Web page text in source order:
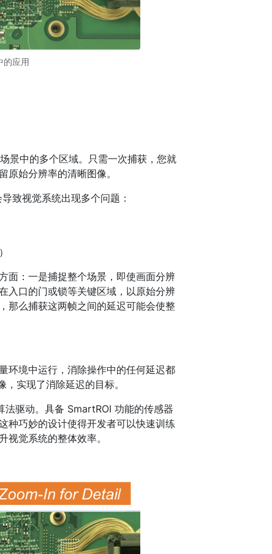
的应用
景中的多个区域。只需一次捕获，您就
始分辨率的清晰图像。
致视觉系统出现多个问题：
面：一是捕捉整个场景，即使画面分辨
入口的门或锁等关键区域，以原始分辨
那么捕获这两帧之间的延迟可能会使整
环境中运行，消除操作中的任何延迟都
实现了消除延迟的目标。
驱动。具备 SmartROI 功能的传感器
种巧妙的设计使得开发者可以快速训练
觉系统的整体效率。